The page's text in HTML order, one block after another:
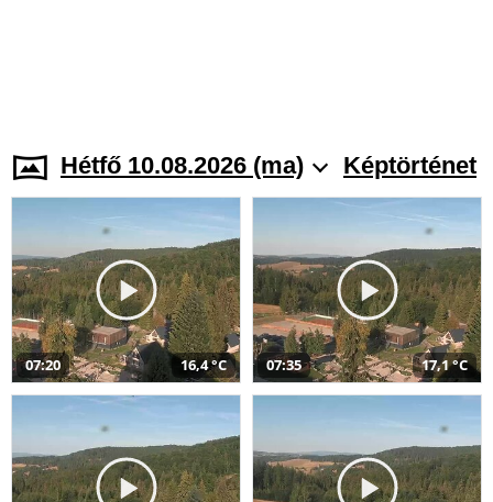
Hétfő 10.08.2026 (ma) Képtörténet
07:20 16,4 °C 07:35 17,1 °C